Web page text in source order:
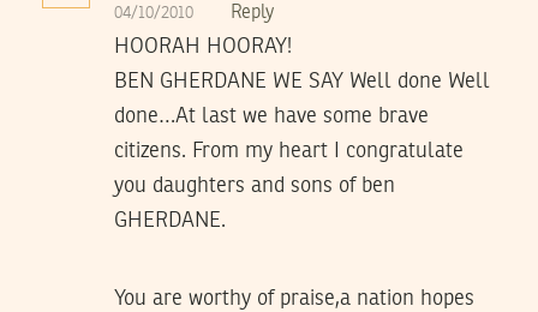
04/10/2010 Reply
HOORAH HOORAY!
BEN GHERDANE WE SAY Well done Well
done…At last we have some brave
citizens. From my heart I congratulate
you daughters and sons of ben
GHERDANE.
You are worthy of praise,a nation hopes